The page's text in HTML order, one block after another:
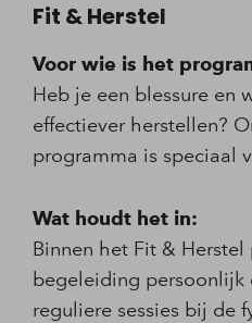
Fit & Herstel
Voor wie is het
Heb je een blessure en
effectiever herstellen?
programma is speciaal
Wat houdt het in:
Binnen het Fit &
begeleiding persoonlijk
reguliere sessies bij de